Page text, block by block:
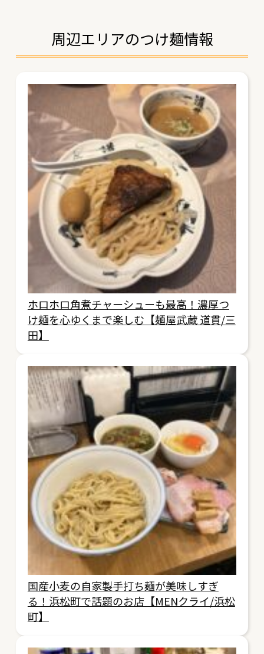
周辺エリアのつけ麺情報
ホロホロ角煮チャーシューも最高！濃厚つ
け麺を心ゆくまで楽しむ【麺屋武蔵 道貫/三
田】
国産小麦の自家製手打ち麺が美味しすぎ
る！浜松町で話題のお店【MENクライ/浜松
町】